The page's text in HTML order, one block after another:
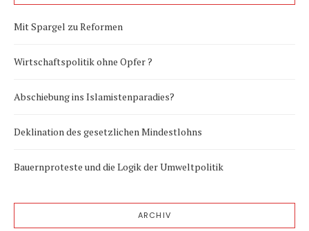
Mit Spargel zu Reformen
Wirtschaftspolitik ohne Opfer ?
Abschiebung ins Islamistenparadies?
Deklination des gesetzlichen Mindestlohns
Bauernproteste und die Logik der Umweltpolitik
ARCHIV